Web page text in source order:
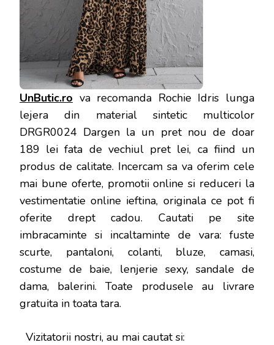
UnButic.ro va recomanda Rochie Idris lunga
lejera din material sintetic multicolor
DRGR0024 Dargen la un pret nou de doar
189 lei fata de vechiul pret lei, ca fiind un
produs de calitate. Incercam sa va oferim cele
mai bune oferte, promotii online si reduceri la
vestimentatie online ieftina, originala ce pot fi
oferite drept cadou. Cautati pe site
imbracaminte si incaltaminte de vara: fuste
scurte, pantaloni, colanti, bluze, camasi,
costume de baie, lenjerie sexy, sandale de
dama, balerini. Toate produsele au livrare
gratuita in toata tara.
Vizitatorii nostri, au mai cautat si: